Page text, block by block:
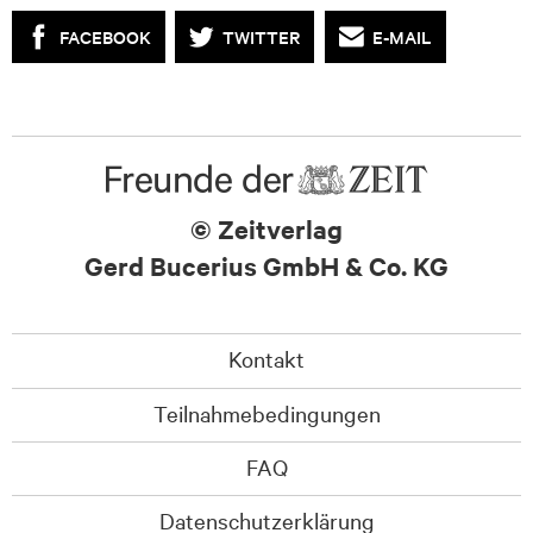
FACEBOOK TWITTER E-MAIL
© Zeitverlag
Gerd Bucerius GmbH & Co. KG
Kontakt
Teilnahmebedingungen
FAQ
Datenschutzerklärung